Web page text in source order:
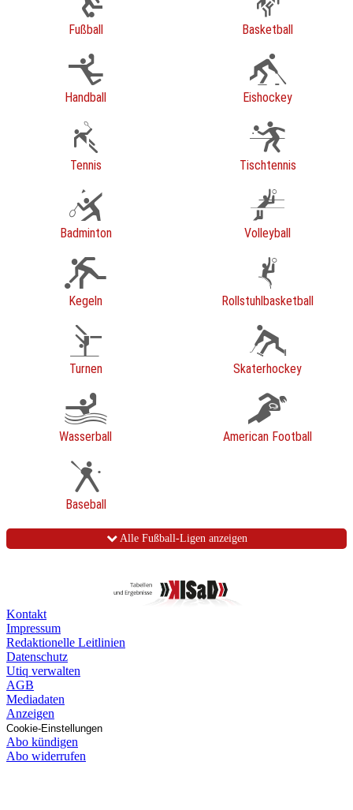
Fußball Basketball
Handball Eishockey
Tennis Tischtennis
Badminton Volleyball
Kegeln Rollstuhlbasketball
Turnen Skaterhockey
Wasserball American Football
Baseball
Alle Fußball-Ligen anzeigen
Kontakt
Impressum
Redaktionelle Leitlinien
Datenschutz
Utiq verwalten
AGB
Mediadaten
Anzeigen
Cookie-Einstellungen
Abo kündigen
Abo widerrufen